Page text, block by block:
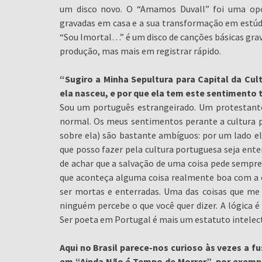
um disco novo. O “Amamos Duvall” foi uma
gravadas em casa e a sua transformação em
“Sou Imortal…” é um disco de canções básicas
produção, mas mais em registrar rápido.
“Sugiro a Minha Sepultura para Capital da
ela nasceu, e por que ela tem este
Sou um português estrangeirado. Um
normal. Os meus sentimentos perante a cultura
sobre ela) são bastante ambíguos: por um lado
que posso fazer pela cultura portuguesa seja
de achar que a salvação de uma coisa pede
que aconteça alguma coisa realmente boa com
ser mortas e enterradas. Uma das coisas que
ninguém percebe o que você quer dizer. A
Ser poeta em Portugal é mais um estatuto
Aqui no Brasil parece-nos curioso às vezes a